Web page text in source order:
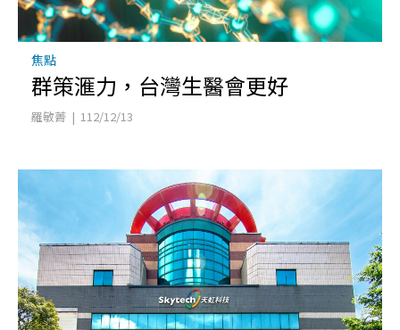
焦點
群策滙力，台灣生醫會更好
羅敏菁 | 112/12/13